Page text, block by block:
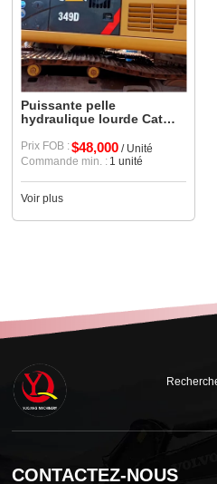
Puissante pelle
hydraulique lourde Cat
de construction
Prix FOB :$48,000/ Unité
Commande min. : 1 unité
Voir plus
CONTACTEZ-NOUS